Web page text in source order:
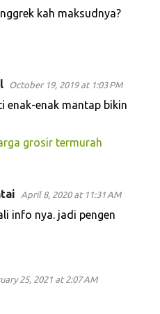
kah maksudnya?
October 19, 2019 at 1:03 PM
enak-enak mantap bikin
grosir termurah
April 8, 2020 at 11:31 AM
info nya. jadi pengen
25, 2021 at 2:07 AM